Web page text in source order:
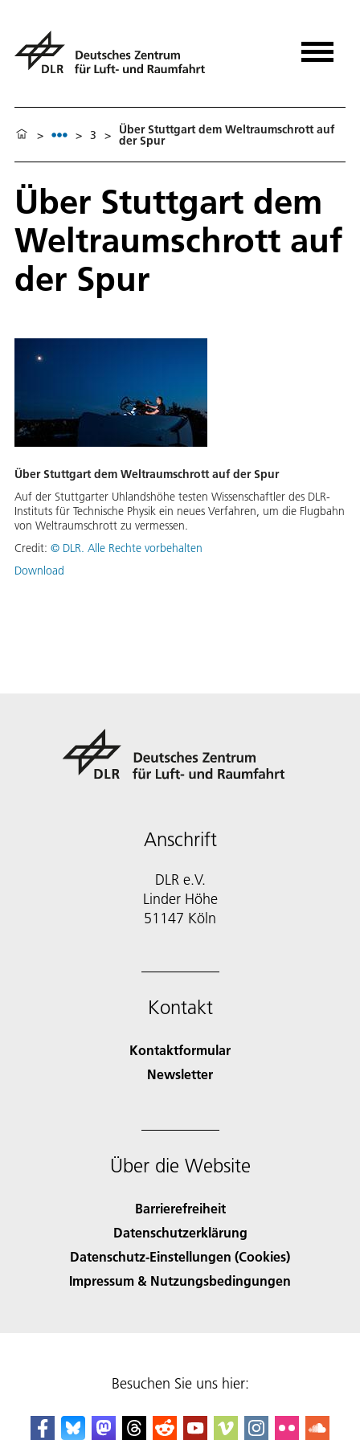
> > 3 > Über Stuttgart dem Weltraumschrott auf
der Spur
Über Stuttgart dem
Weltraumschrott auf
der Spur
Über Stuttgart dem Weltraumschrott auf der Spur
Auf der Stuttgarter Uhlandshöhe testen Wissenschaftler des DLR-
Instituts für Technische Physik ein neues Verfahren, um die Flugbahn
von Weltraumschrott zu vermessen.
Credit: © DLR. Alle Rechte vorbehalten
Download
Anschrift
DLR e.V.
Linder Höhe
51147 Köln
Kontakt
Kontaktformular
Newsletter
Über die Website
Barrierefreiheit
Datenschutzerklärung
Datenschutz-Einstellungen (Cookies)
Impressum & Nutzungsbedingungen
Besuchen Sie uns hier: